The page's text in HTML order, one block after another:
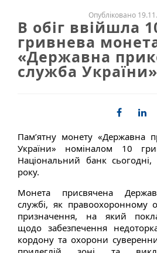
Опубліковано
В обіг ввійшла
гривнева
«Державна
служба України»
Пам’ятну монету «Державна
України» номіналом 10
Національний банк
року.
Монета присвячена
службі, як правоохоронному
призначення, на який
щодо забезпечення
кордону та охорони